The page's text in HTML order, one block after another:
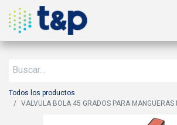
Todos los productos
VALVULA BOLA 45 GRADOS PARA